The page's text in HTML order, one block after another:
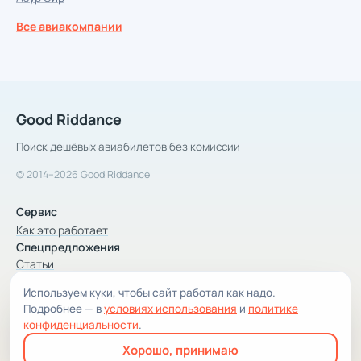
Все авиакомпании
Good Riddance
Поиск дешёвых авиабилетов без комиссии
© 2014–2026 Good Riddance
Сервис
Как это работает
Спецпредложения
Статьи
Компания
Компания и контакты
Условия использования
Конфиденциальность
Используем куки, чтобы сайт работал как надо.
Подробнее — вусловиях использования и политике
конфиденциальности.
Хорошо, принимаю